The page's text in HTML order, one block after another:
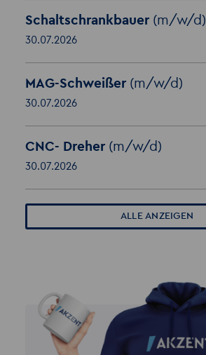
Schaltschrankbauer (m/w/d)
30.07.2026
MAG-Schweißer (m/w/d)
30.07.2026
CNC- Dreher (m/w/d)
30.07.2026
ALLE ANZEIGEN